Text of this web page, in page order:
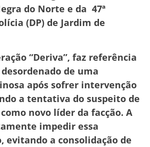
do Norte e da 47ª
(DP) de Jardim de
“Deriva”, faz referência
de uma
após sofrer intervenção
a tentativa do suspeito de
novo líder da facção. A
impedir essa
evitando a consolidação de